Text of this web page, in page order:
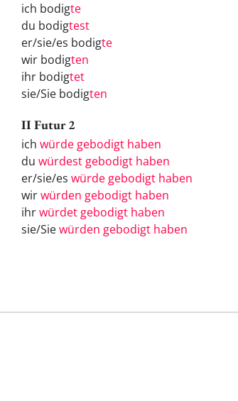
ich bodigte
du bodigtest
er/sie/es bodigte
wir bodigten
ihr bodigtet
sie/Sie bodigten
II Futur 2
ich würde gebodigt haben
du würdest gebodigt haben
er/sie/es würde gebodigt haben
wirwürden gebodigt haben
ihrwürdet gebodigt haben
sie/Siewürden gebodigt haben